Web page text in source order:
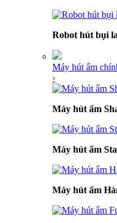
Robot hút bụi
Máy hút ẩm
›
Máy hút ẩm
Máy hút ẩm
Máy hút ẩm